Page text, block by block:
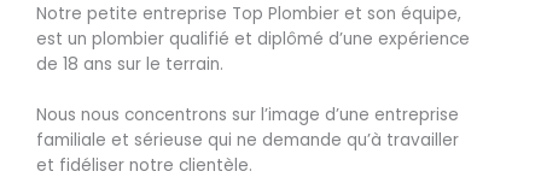
Notre petite entreprise Top Plombier et son équipe,
est un plombier qualifié et diplômé d’une expérience
de 18 ans sur le terrain.
Nous nous concentrons sur l’image d’une entreprise
familiale et sérieuse qui ne demande qu’à travailler
et fidéliser notre clientèle.